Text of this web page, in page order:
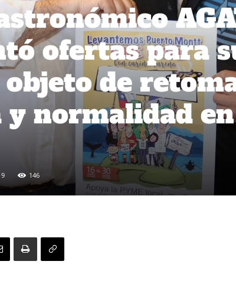
ofertas para
de
y normalidad
146